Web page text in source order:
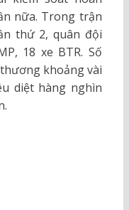
nữa. Trong trận
thứ 2, quân đội
18 xe BTR. Số
khoảng vài
diệt hàng nghìn